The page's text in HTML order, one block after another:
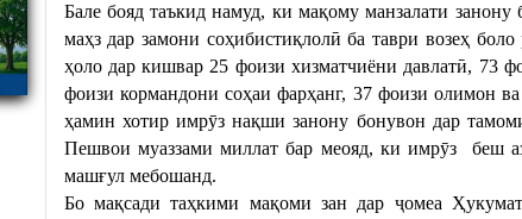
Бале бояд таъкид намуд, ки мақому манзалати
маҳз дар замони соҳибистиқлолӣ ба таври возеҳ
ҳоло дар кишвар 25 фоизи хизматчиёни давлатӣ, 73
фоизи кормандони соҳаи фарҳанг, 37 фоизи олимон
ҳамин хотир имрӯз нақши занону бонувон дар
Пешвои муаззами миллат бар меояд, ки имрӯз беш
машғул мебошанд.
Бо мақсади таҳкими мақоми зан дар ҷомеа